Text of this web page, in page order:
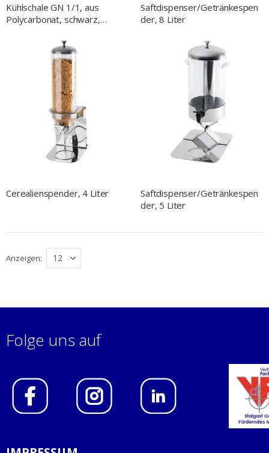
Kühlschale GN 1/1, aus
Polycarbonat, schwarz,
Saftdispenser/Getränkespen
der, 8 Liter
Cerealienspender, 4 Liter
Saftdispenser/Getränkespen
der, 5 Liter
Anzeigen
Folge uns auf